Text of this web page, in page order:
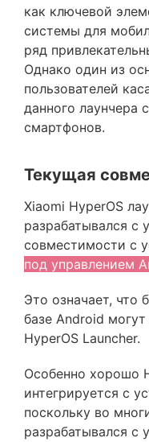
как ключевой
системы для
ряд
Однако один из
пользователей
данного лаунчера
смартфонов.
Текущая
Xiaomi HyperOS
разрабатывался с
совместимости с
под управлением
Это означает, что
базе Android
HyperOS Launcher.
Особенно хорошо
интегрируется с
поскольку во
разрабатывался с